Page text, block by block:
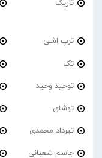
تاریک
ترپ اشی
تک
توحید وحید
توشای
تیرداد محمدی
جاسم شعبانی